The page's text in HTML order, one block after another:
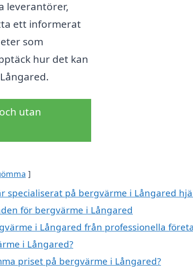
leverantörer,
ett informerat
som
hur det kan
utan
specialiserat på bergvärme i Långared
för bergvärme i Långared
i Långared från professionella
i Långared?
priset på bergvärme i Långared?